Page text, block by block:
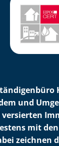
und
versierten
mit
zeichnen